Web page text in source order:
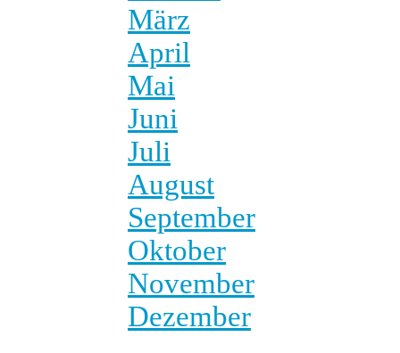
März
April
Mai
Juni
Juli
August
September
Oktober
November
Dezember